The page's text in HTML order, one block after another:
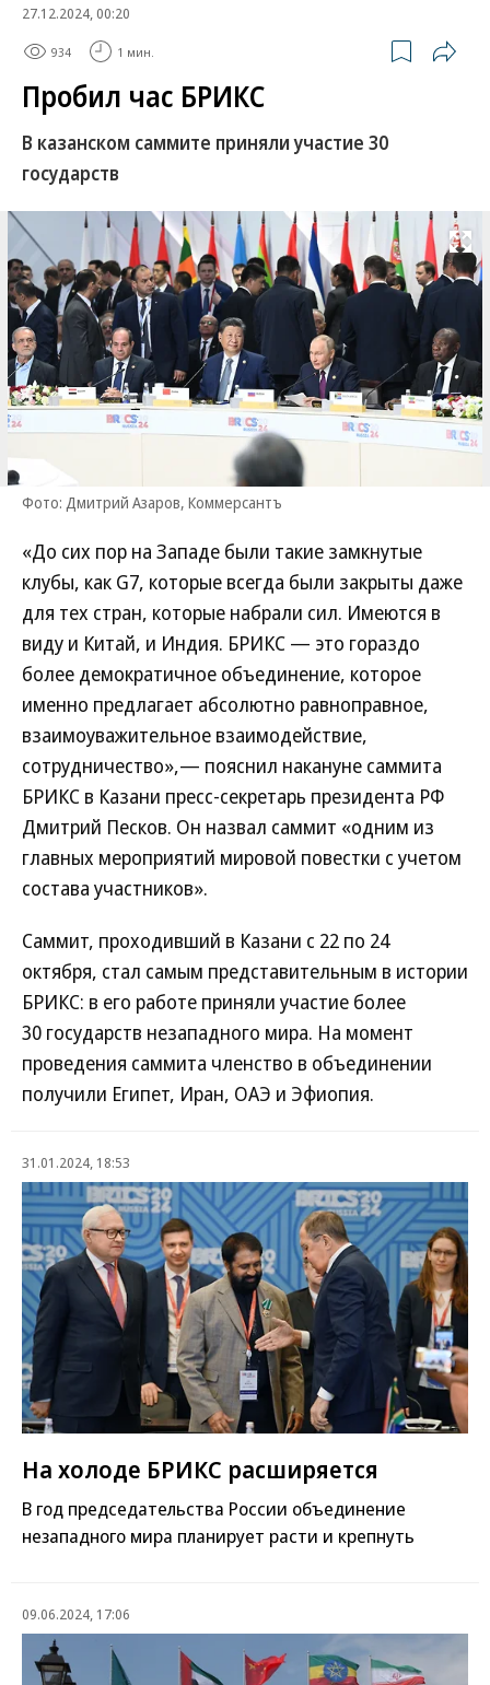
27.12.2024, 00:20
934 1 мин.
Пробил час БРИКС
В казанском саммите приняли участие 30
государств
Развернуть
Фото: Дмитрий Азаров, Коммерсантъ
«До сих пор на Западе были такие замкнутые
клубы, как G7, которые всегда были закрыты даже
для тех стран, которые набрали сил. Имеются в
виду и Китай, и Индия. БРИКС — это гораздо
более демократичное объединение, которое
именно предлагает абсолютно равноправное,
взаимоуважительное взаимодействие,
сотрудничество»,— пояснил накануне саммита
БРИКС в Казани пресс-секретарь президента РФ
Дмитрий Песков. Он назвал саммит «одним из
главных мероприятий мировой повестки с учетом
состава участников».
Саммит, проходивший в Казани с 22 по 24
октября, стал самым представительным в истории
БРИКС: в его работе приняли участие более
30 государств незападного мира. На момент
проведения саммита членство в объединении
получили Египет, Иран, ОАЭ и Эфиопия.
31.01.2024, 18:53
На холоде БРИКС расширяется
В год председательства России объединение
незападного мира планирует расти и крепнуть
09.06.2024, 17:06